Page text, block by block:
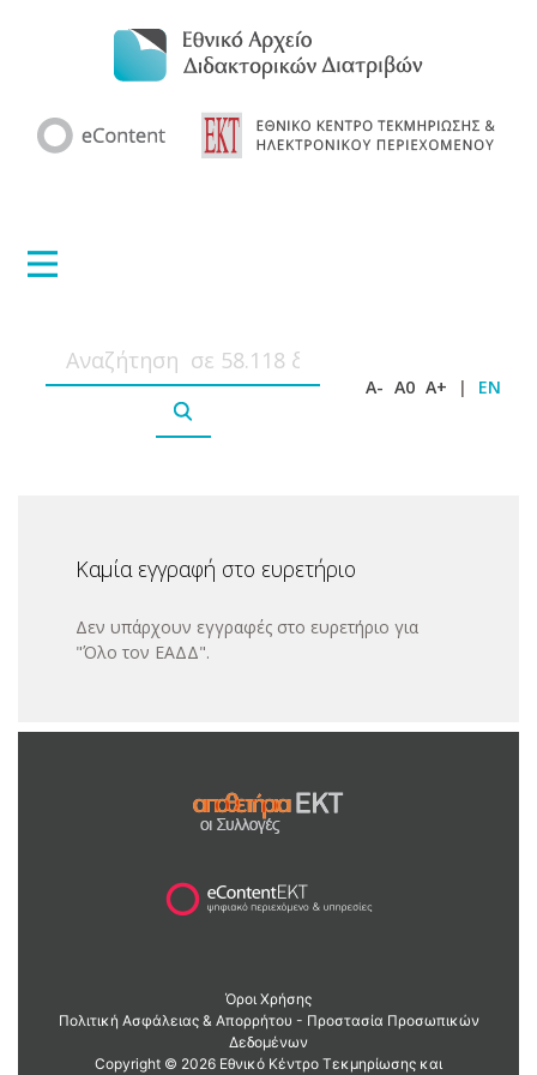
A- A0 A+ | EN
Καμία εγγραφή στο ευρετήριο
Δεν υπάρχουν εγγραφές στο ευρετήριο για
"Όλο τον ΕΑΔΔ".